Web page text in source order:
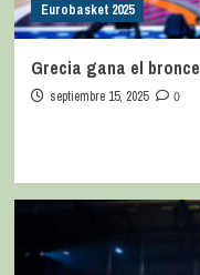
Eurobasket 2025
Grecia gana el bronce
septiembre 15, 2025 0